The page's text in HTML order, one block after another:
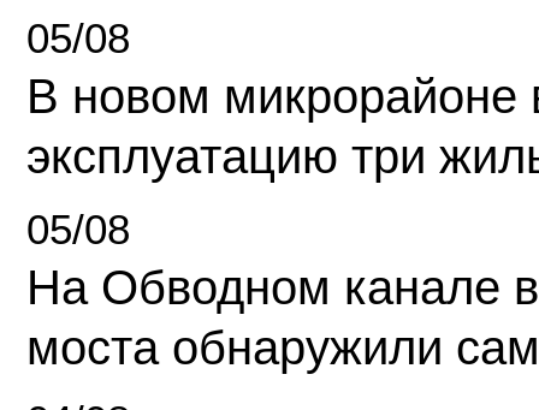
05/08
В новом микрорайоне
эксплуатацию три
05/08
На Обводном канале
моста обнаружили